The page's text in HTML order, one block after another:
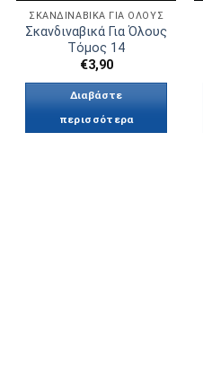
ΣΚΑΝΔΙΝΑΒΙΚΆ ΓΙΑ ΟΛΟΥΣ
Σκανδιναβικά Για Όλους
Τόμος 14
€3,90
Διαβάστε
περισσότερα